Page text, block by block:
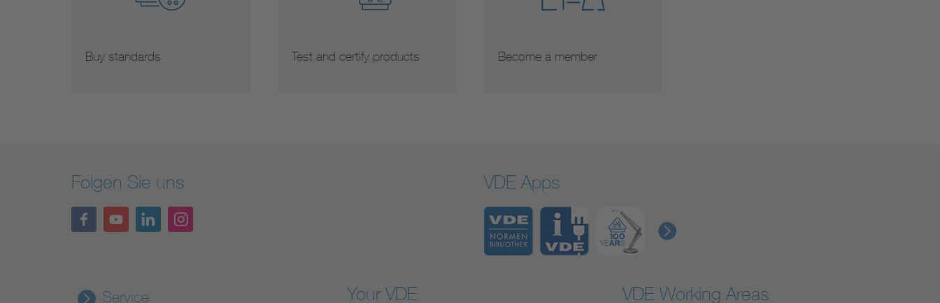
Buy standards Test and certify products Become a member
Folgen Sie uns VDE Apps
Service Your VDE VDE Working Areas